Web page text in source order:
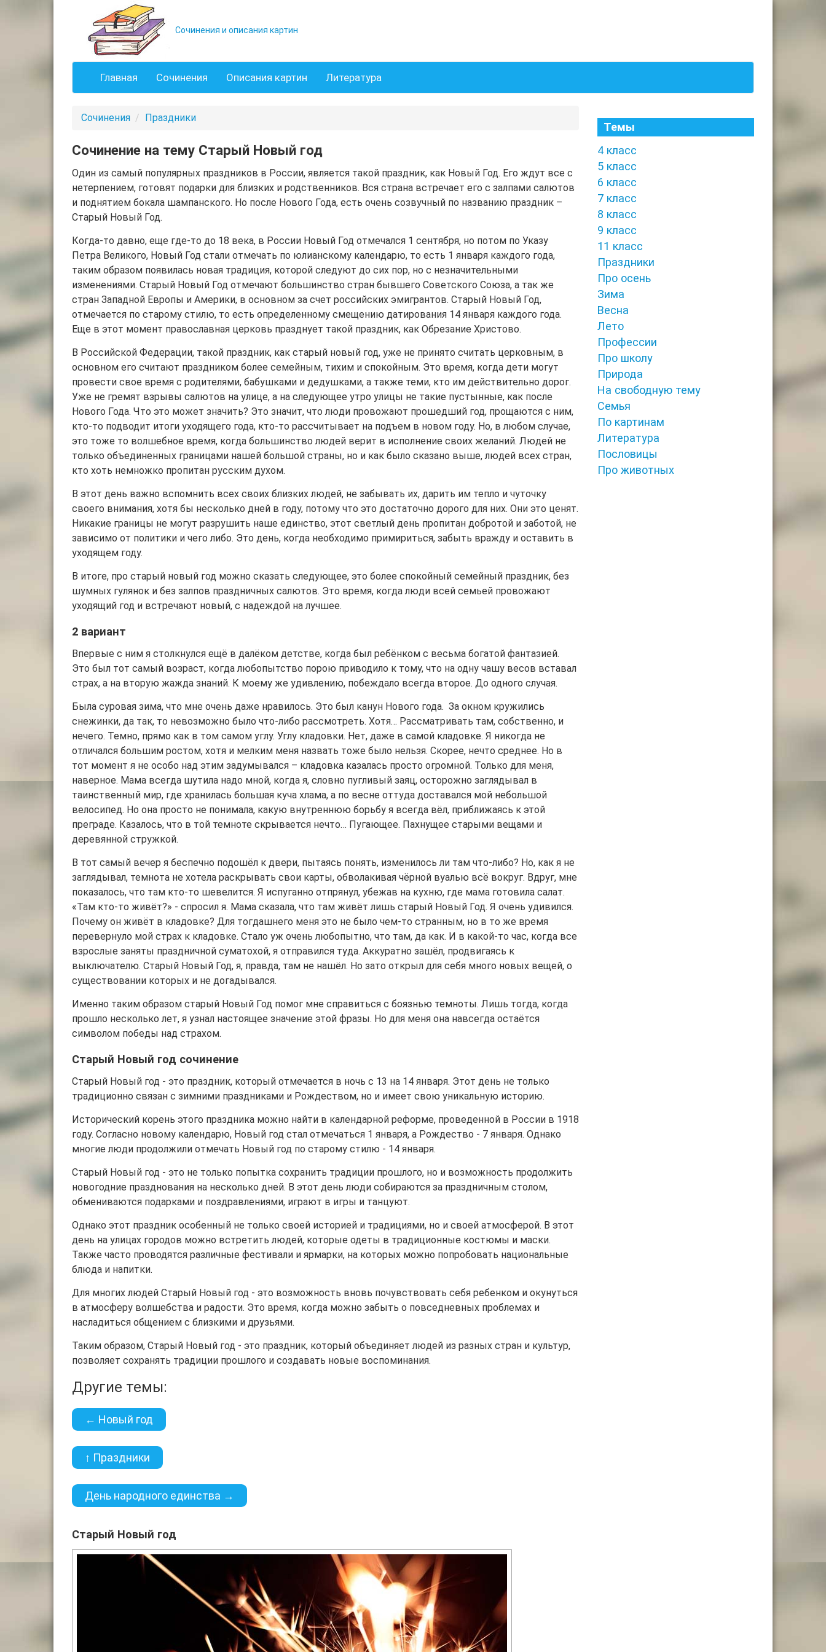
Сочинения и описания картин
Главная Сочинения Описания картин Литература
Сочинения Праздники
Сочинение на тему Старый Новый год
Один из самый популярных праздников в России, является такой праздник, как Новый Год. Его ждут все с
нетерпением, готовят подарки для близких и родственников. Вся страна встречает его с залпами салютов
и поднятием бокала шампанского. Но после Нового Года, есть очень созвучный по названию праздник –
Старый Новый Год.
Когда-то давно, еще где-то до 18 века, в России Новый Год отмечался 1 сентября, но потом по Указу
Петра Великого, Новый Год стали отмечать по юлианскому календарю, то есть 1 января каждого года,
таким образом появилась новая традиция, которой следуют до сих пор, но с незначительными
изменениями. Старый Новый Год отмечают большинство стран бывшего Советского Союза, а так же
стран Западной Европы и Америки, в основном за счет российских эмигрантов. Старый Новый Год,
отмечается по старому стилю, то есть определенному смещению датирования 14 января каждого года.
Еще в этот момент православная церковь празднует такой праздник, как Обрезание Христово.
В Российской Федерации, такой праздник, как старый новый год, уже не принято считать церковным, в
основном его считают праздником более семейным, тихим и спокойным. Это время, когда дети могут
провести свое время с родителями, бабушками и дедушками, а также теми, кто им действительно дорог.
Уже не гремят взрывы салютов на улице, а на следующее утро улицы не такие пустынные, как после
Нового Года. Что это может значить? Это значит, что люди провожают прошедший год, прощаются с ним,
кто-то подводит итоги уходящего года, кто-то рассчитывает на подъем в новом году. Но, в любом случае,
это тоже то волшебное время, когда большинство людей верит в исполнение своих желаний. Людей не
только объединенных границами нашей большой страны, но и как было сказано выше, людей всех стран,
кто хоть немножко пропитан русским духом.
В этот день важно вспомнить всех своих близких людей, не забывать их, дарить им тепло и чуточку
своего внимания, хотя бы несколько дней в году, потому что это достаточно дорого для них. Они это ценят.
Никакие границы не могут разрушить наше единство, этот светлый день пропитан добротой и заботой, не
зависимо от политики и чего либо. Это день, когда необходимо примириться, забыть вражду и оставить в
уходящем году.
В итоге, про старый новый год можно сказать следующее, это более спокойный семейный праздник, без
шумных гулянок и без залпов праздничных салютов. Это время, когда люди всей семьей провожают
уходящий год и встречают новый, с надеждой на лучшее.
2 вариант
Впервые с ним я столкнулся ещё в далёком детстве, когда был ребёнком с весьма богатой фантазией.
Это был тот самый возраст, когда любопытство порою приводило к тому, что на одну чашу весов вставал
страх, а на вторую жажда знаний. К моему же удивлению, побеждало всегда второе. До одного случая.
Была суровая зима, что мне очень даже нравилось. Это был канун Нового года. За окном кружились
снежинки, да так, то невозможно было что-либо рассмотреть. Хотя… Рассматривать там, собственно, и
нечего. Темно, прямо как в том самом углу. Углу кладовки. Нет, даже в самой кладовке. Я никогда не
отличался большим ростом, хотя и мелким меня назвать тоже было нельзя. Скорее, нечто среднее. Но в
тот момент я не особо над этим задумывался – кладовка казалась просто огромной. Только для меня,
наверное. Мама всегда шутила надо мной, когда я, словно пугливый заяц, осторожно заглядывал в
таинственный мир, где хранилась большая куча хлама, а по весне оттуда доставался мой небольшой
велосипед. Но она просто не понимала, какую внутреннюю борьбу я всегда вёл, приближаясь к этой
преграде. Казалось, что в той темноте скрывается нечто… Пугающее. Пахнущее старыми вещами и
деревянной стружкой.
В тот самый вечер я беспечно подошёл к двери, пытаясь понять, изменилось ли там что-либо? Но, как я не
заглядывал, темнота не хотела раскрывать свои карты, обволакивая чёрной вуалью всё вокруг. Вдруг, мне
показалось, что там кто-то шевелится. Я испуганно отпрянул, убежав на кухню, где мама готовила салат.
«Там кто-то живёт?» - спросил я. Мама сказала, что там живёт лишь старый Новый Год. Я очень удивился.
Почему он живёт в кладовке? Для тогдашнего меня это не было чем-то странным, но в то же время
перевернуло мой страх к кладовке. Стало уж очень любопытно, что там, да как. И в какой-то час, когда все
взрослые заняты праздничной суматохой, я отправился туда. Аккуратно зашёл, продвигаясь к
выключателю. Старый Новый Год, я, правда, там не нашёл. Но зато открыл для себя много новых вещей, о
существовании которых и не догадывался.
Именно таким образом старый Новый Год помог мне справиться с боязнью темноты. Лишь тогда, когда
прошло несколько лет, я узнал настоящее значение этой фразы. Но для меня она навсегда остаётся
символом победы над страхом.
Старый Новый год сочинение
Старый Новый год - это праздник, который отмечается в ночь с 13 на 14 января. Этот день не только
традиционно связан с зимними праздниками и Рождеством, но и имеет свою уникальную историю.
Исторический корень этого праздника можно найти в календарной реформе, проведенной в России в 1918
году. Согласно новому календарю, Новый год стал отмечаться 1 января, а Рождество - 7 января. Однако
многие люди продолжили отмечать Новый год по старому стилю - 14 января.
Старый Новый год - это не только попытка сохранить традиции прошлого, но и возможность продолжить
новогодние празднования на несколько дней. В этот день люди собираются за праздничным столом,
обмениваются подарками и поздравлениями, играют в игры и танцуют.
Однако этот праздник особенный не только своей историей и традициями, но и своей атмосферой. В этот
день на улицах городов можно встретить людей, которые одеты в традиционные костюмы и маски.
Также часто проводятся различные фестивали и ярмарки, на которых можно попробовать национальные
блюда и напитки.
Для многих людей Старый Новый год - это возможность вновь почувствовать себя ребенком и окунуться
в атмосферу волшебства и радости. Это время, когда можно забыть о повседневных проблемах и
насладиться общением с близкими и друзьями.
Таким образом, Старый Новый год - это праздник, который объединяет людей из разных стран и культур,
позволяет сохранять традиции прошлого и создавать новые воспоминания.
Другие темы:
← Новый год
↑ Праздники
День народного единства →
Старый Новый год
Темы
4 класс
5 класс
6 класс
7 класс
8 класс
9 класс
11 класс
Праздники
Про осень
Зима
Весна
Лето
Профессии
Про школу
Природа
На свободную тему
Семья
По картинам
Литература
Пословицы
Про животных